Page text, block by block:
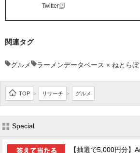
Twitter
関連タグ
グルメ ラーメンデータベース × ねとらぼ
TOP > リサーチ > グルメ
Special
【抽選で5,000円分】